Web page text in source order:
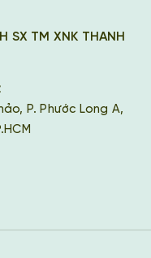
SX TM XNK THANH
P. Phước Long A,